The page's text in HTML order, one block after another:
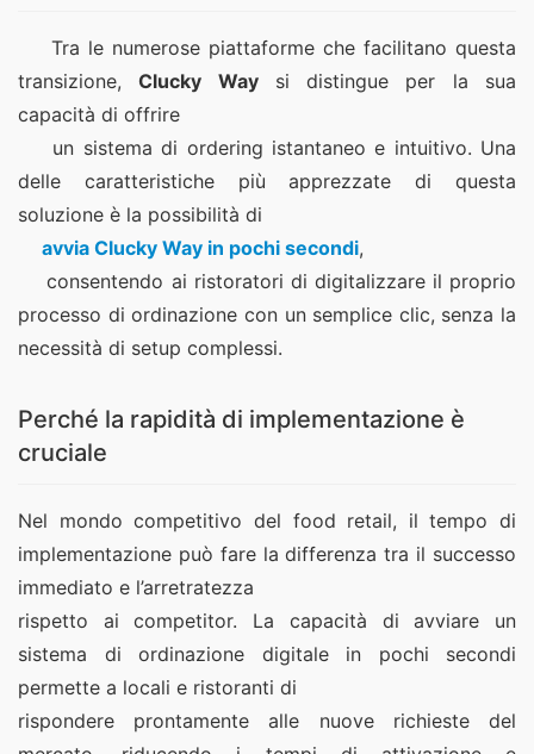
transizione, Clucky Way si distingue per la sua
capacità di offrire
delle caratteristiche più apprezzate di questa
soluzione è la possibilità di
avvia Clucky Way in pochi secondi,
    consentendo ai ristoratori di digitalizzare il proprio
processo di ordinazione con un semplice clic, senza la
necessità di setup complessi.
Perché la rapidità di implementazione è
cruciale
Nel mondo competitivo del food retail, il tempo di
implementazione può fare la differenza tra il successo
immediato e l’arretratezza
rispetto ai competitor. La capacità di avviare un
sistema di ordinazione digitale in pochi secondi
permette a locali e ristoranti di
rispondere prontamente alle nuove richieste del